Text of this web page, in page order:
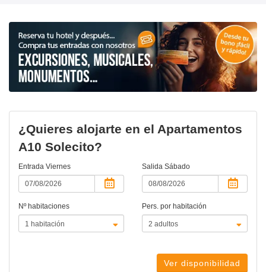
¿Quieres alojarte en el Apartamentos
A10 Solecito?
Entrada Viernes Salida Sábado
Nº habitaciones Pers. por habitación
Ver disponibilidad